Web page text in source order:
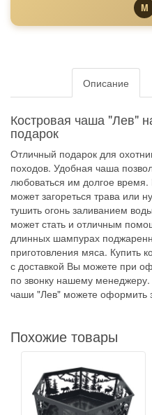
M
Описание
Костровая чаша "Лев"
подарок
Отличный подарок для
походов. Удобная чаша
любоваться им долгое
может загореться трава или
тушить огонь заливанием
может стать и отличным
длинных шампурах
приготовления мяса. Купить
с доставкой Вы можете при
по звонку нашему менеджеру.
чаши "Лев" можете оформить
Похожие товары